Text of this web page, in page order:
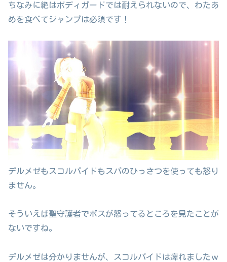
ちなみに絶はボディガードでは耐えられないので、わたあ
めを食べてジャンプは必須です！
デルメゼもスコルパイドもスパのひっさつを使っても怒り
ません。
そういえば聖守護者でボスが怒ってるところを見たことが
ないですね。
デルメゼは分かりませんが、スコルパイドは痺れましたｗ